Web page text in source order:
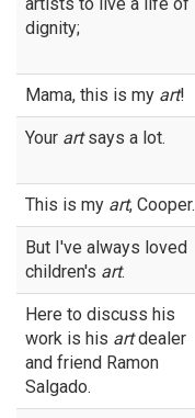
dignity;
Mama, this is my art!
Your artsays a lot.
This is my art, Cooper.
But I've always loved
children's art.
Here to discuss his
work is his artdealer
and friend Ramon
Salgado.